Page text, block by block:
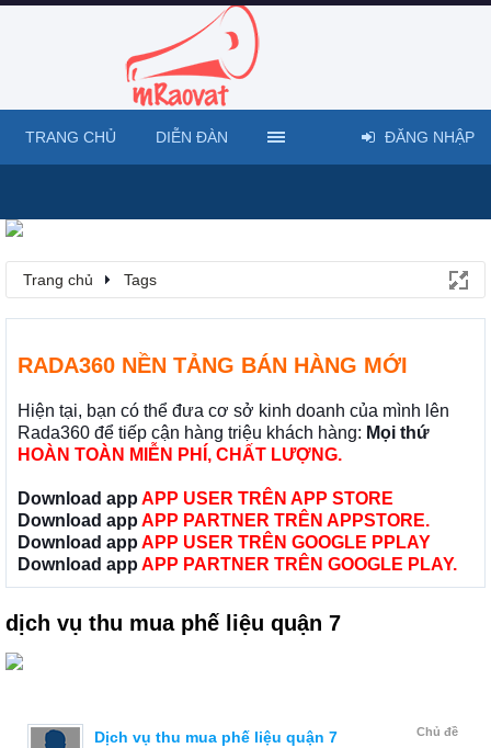
Trang chủ Tags
RADA360 NỀN TẢNG BÁN HÀNG MỚI
Hiện tại, bạn có thể đưa cơ sở kinh doanh của mình lên
Rada360 để tiếp cận hàng triệu khách hàng: Mọi thứ
HOÀN TOÀN MIỄN PHÍ, CHẤT LƯỢNG.
Download app APP USER TRÊN APP STORE
Download app APP PARTNER TRÊN APPSTORE.
Download app APP USER TRÊN GOOGLE PPLAY
Download app APP PARTNER TRÊN GOOGLE PLAY.
dịch vụ thu mua phế liệu quận 7
Chủ đề
Dịch vụ thu mua phế liệu quận 7
TRANG CHỦ DIỄN ĐÀN ĐĂNG NHẬP